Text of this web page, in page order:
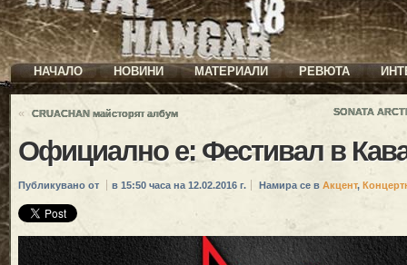
НАЧАЛО НОВИНИ МАТЕРИАЛИ РЕВЮТА
« CRUACHAN майсторят албум SONATA
Официално е: Фестивал в
Публикувано от в 15:50 часа на 12.02.2016 г. Намира се в Акцент,